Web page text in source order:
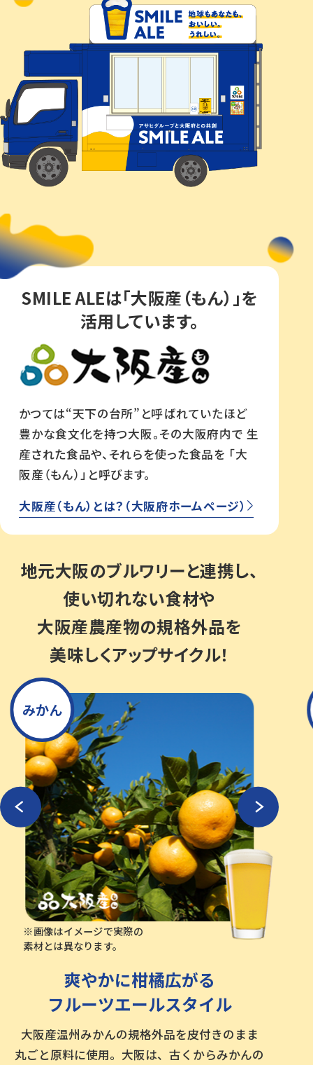
SMILE ALEは「大阪産（もん）」を
活用しています。
かつては“天下の台所”と呼ばれていたほど
豊かな食文化を持つ大阪。その大阪府内で 生
産された食品や、それらを使った食品を 「大
阪産（もん）」と呼びます。
大阪産（もん）とは？（大阪府ホームページ）
地元大阪のブルワリーと連携し、
使い切れない食材や
大阪産農産物の規格外品を
美味しくアップサイクル！
みかん
※画像はイメージで実際の
素材とは異なります。
爽やかに柑橘広がる
フルーツエールスタイル
大阪産温州みかんの規格外品を皮付きのまま
丸ごと原料に使用。 大阪は、古くからみかんの